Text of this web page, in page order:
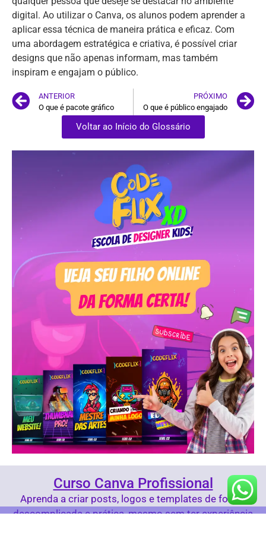
digital. Ao utilizar o Canva, os alunos podem aprender a
aplicar essa técnica de maneira prática e eficaz. Com
uma abordagem estratégica e criativa, é possível criar
designs que não apenas informam, mas também
inspiram e engajam o público.
ANTERIOR
O que é pacote gráfico
PRÓXIMO
O que é público engajado
Voltar ao Início do Glossário
Curso Canva Profissional
Aprenda a criar posts, logos e templates de forma
descomplicada e prática, mesmo sem ter experiência